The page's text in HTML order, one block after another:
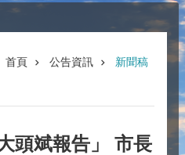
首頁 公告資訊 新聞稿
頭斌報告」 市長